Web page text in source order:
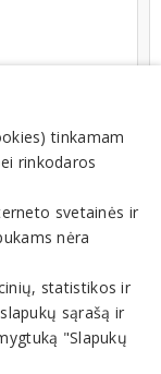
tinkamam
rinkodaros
svetainės ir
nėra
statistikos ir
sąrašą ir
"Slapukų